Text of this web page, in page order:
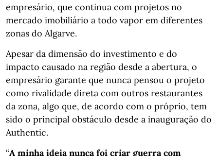
empresário, que continua com projetos no
mercado imobiliário a todo vapor em diferentes
zonas do Algarve.
Apesar da dimensão do investimento e do
impacto causado na região desde a abertura, o
empresário garante que nunca pensou o projeto
como rivalidade direta com outros restaurantes
da zona, algo que, de acordo com o próprio, tem
sido o principal obstáculo desde a inauguração do
Authentic.
“A minha ideia nunca foi criar guerra com